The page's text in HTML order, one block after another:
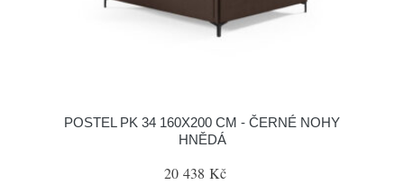
POSTEL PK 34 160X200 CM - ČERNÉ NOHY
HNĚDÁ
20 438 Kč